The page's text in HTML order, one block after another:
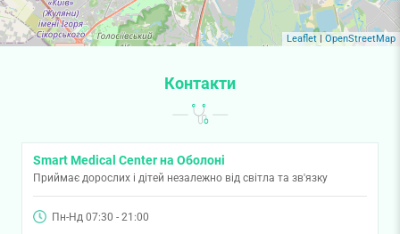
Leaflet OpenStreetMap
Контакти
Smart Medical Center на Оболоні
Приймає дорослих і дітей незалежно від світла та зв'язку
Пн-Нд 07:30 - 21:00